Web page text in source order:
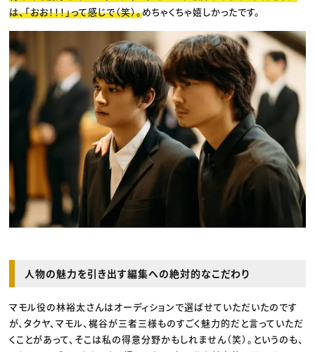
は、「おお！！！」って感じで（笑）。めちゃくちゃ嬉しかったです。
人物の魅力を引き出す編集への絶対的なこだわり
マモル役の林裕太さんはオーディションで選ばせていただいたのです
が、タクヤ、マモル、梶谷が三者三様ものすごく魅力的だと言っていただ
くことがあって、そこは私の得意分野かもしれません（笑）。というのも、